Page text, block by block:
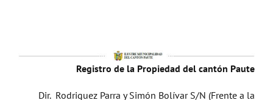
Registro de la Propiedad del cantón Paute
Dir. Rodriguez Parra y Simón Bolívar S/N (Frente a la